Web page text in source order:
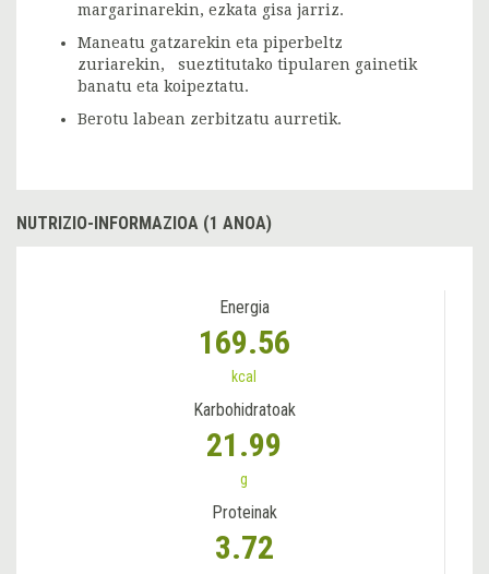
margarinarekin, ezkata gisa jarriz.
Maneatu gatzarekin eta piperbeltz
zuriarekin, sueztitutako tipularen gainetik
banatu eta koipeztatu.
Berotu labean zerbitzatu aurretik.
NUTRIZIO-INFORMAZIOA (1 ANOA)
Energia
169.56
kcal
Karbohidratoak
21.99
g
Proteinak
3.72